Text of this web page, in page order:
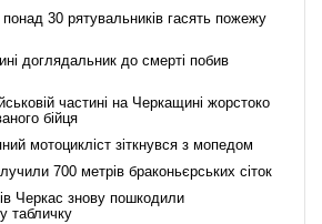
30 рятувальників гасять пожежу
доглядальник до смерті побив
частині на Черкащині жорстоко
бійця
мотоцикліст зіткнувся з мопедом
700 метрів браконьєрських сіток
Черкас знову пошкодили
табличку